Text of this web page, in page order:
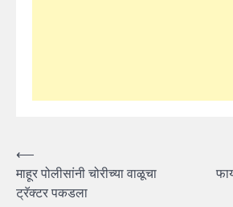
Post
navigation
⟵
माहूर पोलीसांनी चोरीच्या वाळूचा
ट्रॅक्टर पकडला